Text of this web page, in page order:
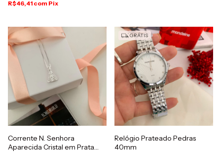
R$46,41 com Pix
Corrente N. Senhora
Aparecida Cristal em Prata
GRÁTIS
Relógio Prateado Pedras
40mm